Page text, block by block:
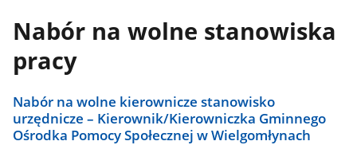
Nabór na wolne stanowiska
pracy
Nabór na wolne kierownicze stanowisko
urzędnicze – Kierownik/Kierowniczka Gminnego
Ośrodka Pomocy Społecznej w Wielgomłynach